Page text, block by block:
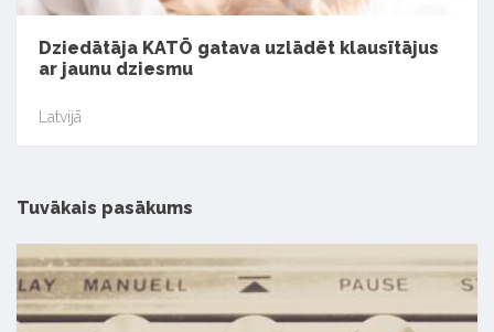
Dziedātāja KATŌ gatava uzlādēt klausītājus
ar jaunu dziesmu
Latvijā
Tuvākais pasākums